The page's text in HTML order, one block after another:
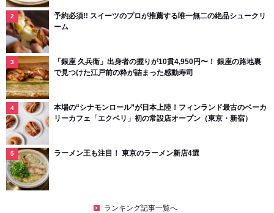
予約必須!! スイーツのプロが推薦する唯一無二の絶品シュークリ
ーム
「銀座 久兵衛」出身者の握りが10貫4,950円〜！ 銀座の路地裏
で見つけた江戸前の粋が詰まった感動寿司
本場の“シナモンロール”が日本上陸！フィンランド最古のベーカ
リーカフェ「エクベリ」初の常設店オープン（東京・新宿）
ラーメン王も注目！ 東京のラーメン新店4選
ランキング記事一覧へ